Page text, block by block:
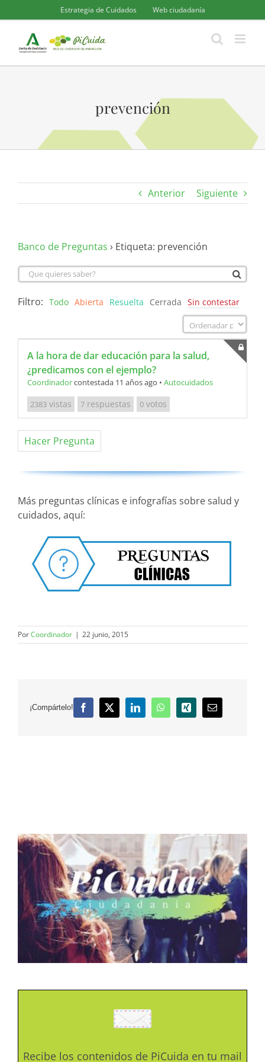
al
contenido
Estrategia de Cuidados Web ciudadanía
prevención
Anterior Siguiente
Banco de Preguntas › Etiqueta: prevención
Filtro: Todo Abierta Resuelta Cerrada Sin contestar
A la hora de dar educación para la salud,
¿predicamos con el ejemplo?
Coordinadorcontestada 11 años ago • Autocuidados
2383 vistas 7 respuestas 0 votos
Hacer Pregunta
Más preguntas clínicas e infografías sobre salud y
cuidados, aquí:
PorCoordinador | 22 junio, 2015
¡Compártelo! Facebook
X LinkedInWhatsApp
Xing
Correo
electrónico
Recibe los contenidos de PiCuida en tu mail